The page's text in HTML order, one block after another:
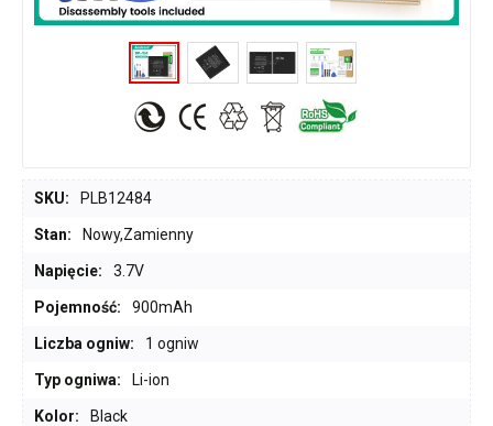
SKU: PLB12484
Stan: Nowy,Zamienny
Napięcie: 3.7V
Pojemność: 900mAh
Liczba ogniw: 1 ogniw
Typ ogniwa: Li-ion
Kolor: Black